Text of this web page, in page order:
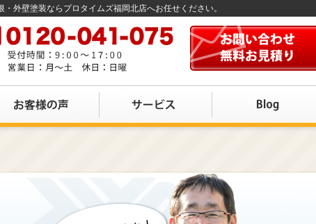
外壁塗装ならプロタイムズ福岡北店へお任せください。